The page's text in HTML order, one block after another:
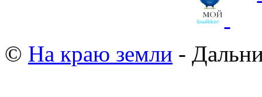
© На краю земли -